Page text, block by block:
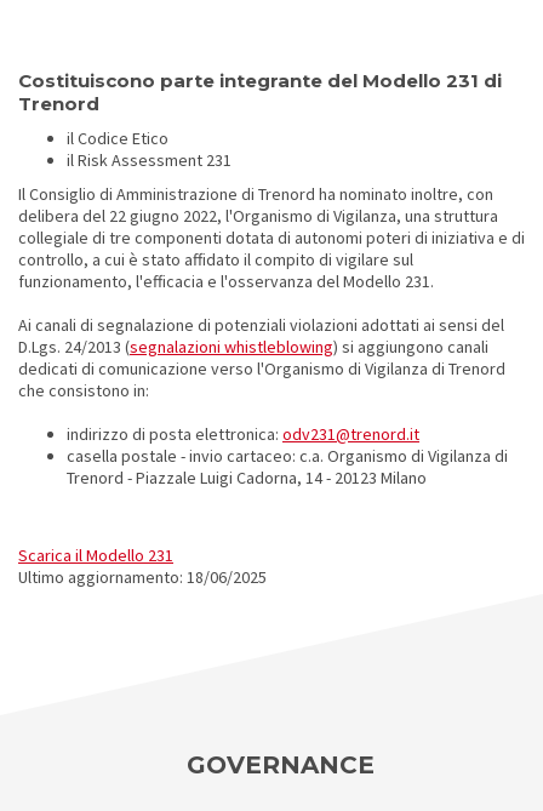
Costituiscono parte integrante del Modello 231 di
Trenord
il Codice Etico
il Risk Assessment 231
Il Consiglio di Amministrazione di Trenord ha nominato inoltre, con
delibera del 22 giugno 2022, l'Organismo di Vigilanza, una struttura
collegiale di tre componenti dotata di autonomi poteri di iniziativa e di
controllo, a cui è stato affidato il compito di vigilare sul
funzionamento, l'efficacia e l'osservanza del Modello 231.
Ai canali di segnalazione di potenziali violazioni adottati ai sensi del
D.Lgs. 24/2013 (segnalazioni whistleblowing) si aggiungono canali
dedicati di comunicazione verso l'Organismo di Vigilanza di Trenord
che consistono in:
indirizzo di posta elettronica: odv231@trenord.it
casella postale - invio cartaceo: c.a. Organismo di Vigilanza di
Trenord - Piazzale Luigi Cadorna, 14 - 20123 Milano
Scarica il Modello 231
Ultimo aggiornamento: 18/06/2025
GOVERNANCE